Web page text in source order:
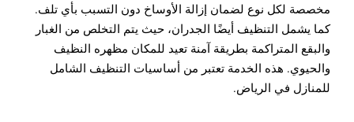
مخصصة لكل نوع لضمان إزالة الأوساخ دون التسبب بأي تلف.
كما يشمل التنظيف أيضًا الجدران، حيث يتم التخلص من الغبار
والبقع المتراكمة بطريقة آمنة تعيد للمكان مظهره النظيف
والحيوي. هذه الخدمة تعتبر من أساسيات التنظيف الشامل
للمنازل في الرياض.